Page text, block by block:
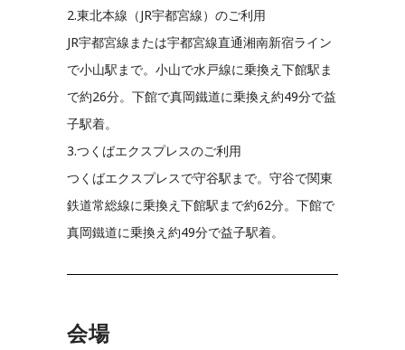
2.東北本線（JR宇都宮線）のご利用
JR宇都宮線または宇都宮線直通湘南新宿ライン
で小山駅まで。小山で水戸線に乗換え下館駅ま
で約26分。下館で真岡鐵道に乗換え約49分で益
子駅着。
3.つくばエクスプレスのご利用
つくばエクスプレスで守谷駅まで。守谷で関東
鉄道常総線に乗換え下館駅まで約62分。下館で
真岡鐵道に乗換え約49分で益子駅着。
会場